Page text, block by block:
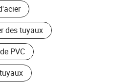
des tuyaux
PVC